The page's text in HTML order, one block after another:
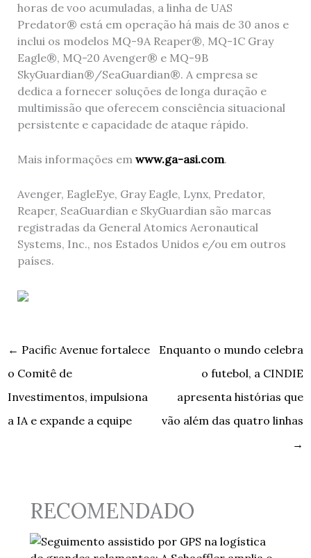
horas de voo acumuladas, a linha de UAS
Predator® está em operação há mais de 30 anos e
inclui os modelos MQ-9A Reaper®, MQ-1C Gray
Eagle®, MQ-20 Avenger® e MQ-9B
SkyGuardian®/SeaGuardian®. A empresa se
dedica a fornecer soluções de longa duração e
multimissão que oferecem consciência situacional
persistente e capacidade de ataque rápido.
Mais informações em www.ga-asi.com.
Avenger, EagleEye, Gray Eagle, Lynx, Predator,
Reaper, SeaGuardian e SkyGuardian são marcas
registradas da General Atomics Aeronautical
Systems, Inc., nos Estados Unidos e/ou em outros
países.
← Pacific Avenue fortalece
o Comitê de
Investimentos, impulsiona
a IA e expande a equipe
Enquanto o mundo celebra
o futebol, a CINDIE
apresenta histórias que
vão além das quatro linhas
→
RECOMENDADO